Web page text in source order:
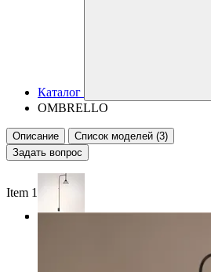
Каталог
OMBRELLO
Описание
Список моделей (3)
Задать вопрос
Item 1 of 3